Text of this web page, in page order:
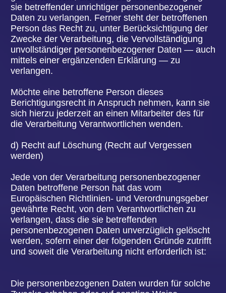
Ist die Entscheidung (1) für den Abschluss oder die
Erfüllung eines Vertrags zwischen der betroffenen
Person und dem Verantwortlichen erforderlich oder
(2) erfolgt sie mit ausdrücklicher Einwilligung der
betroffenen Person, trifft die Volksbühne Hanau
e.V. angemessene Maßnahmen, um die Rechte
und Freiheiten sowie die berechtigten Interessen
der betroffenen Person zu wahren, wozu
mindestens das Recht auf Erwirkung des
Eingreifens einer Person seitens des
Standpunkts und auf Anfechtung der Entscheidung
gehört.
Möchte die betroffene Person Rechte mit Bezug
auf automatisierte Entscheidungen geltend
machen, kann sie sich hierzu jederzeit an einen
Verantwortlichen wenden.
i) Recht auf Widerruf einer datenschutzrechtlichen
Jede von der Verarbeitung personenbezogener
Daten betroffene Person hat das vom
Europäischen Richtlinien- und Verordnungsgeber
gewährte Recht, eine Einwilligung zur
Verarbeitung personenbezogener Daten jederzeit
zu widerrufen.
Möchte die betroffene Person ihr Recht auf
Widerruf einer Einwilligung geltend machen, kann
sie sich hierzu jederzeit an einen Mitarbeiter des
für die Verarbeitung Verantwortlichen wenden.